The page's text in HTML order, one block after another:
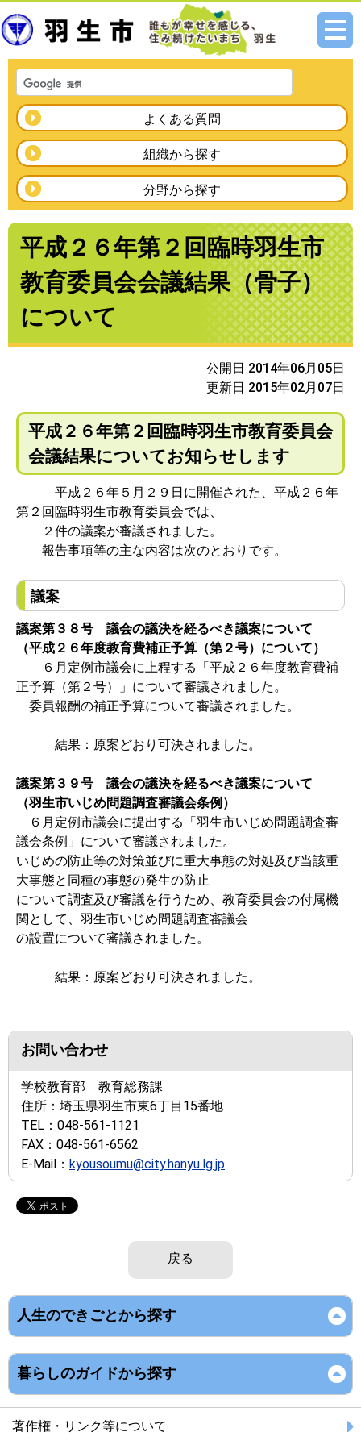
メニ
よくある質問
組織から探す
分野から探す
平成２６年第２回臨時羽生市
教育委員会会議結果（骨子）
について
公開日 2014年06月05日
更新日 2015年02月07日
平成２６年第２回臨時羽生市教育委員会
会議結果についてお知らせします
平成２６年５月２９日に開催された、平成２６年
第２回臨時羽生市教育委員会では、
２件の議案が審議されました。
報告事項等の主な内容は次のとおりです。
議案
議案第３８号 議会の議決を経るべき議案について
（平成２６年度教育費補正予算（第２号）について）
６月定例市議会に上程する「平成２６年度教育費補
正予算（第２号）」について審議されました。
委員報酬の補正予算について審議されました。
結果：原案どおり可決されました。
議案第３９号 議会の議決を経るべき議案について
（羽生市いじめ問題調査審議会条例）
６月定例市議会に提出する「羽生市いじめ問題調査審
議会条例」について審議されました。
いじめの防止等の対策並びに重大事態の対処及び当該重
大事態と同種の事態の発生の防止
について調査及び審議を行うため、教育委員会の付属機
関として、羽生市いじめ問題調査審議会
の設置について審議されました。
結果：原案どおり可決されました。
お問い合わせ
学校教育部 教育総務課
住所： 埼玉県羽生市東6丁目15番地
TEL： 048-561-1121
FAX： 048-561-6562
E-Mail： kyousoumu@city.hanyu.lg.jp
戻る
人生のできごとから探す
暮らしのガイドから探す
著作権・リンク等について